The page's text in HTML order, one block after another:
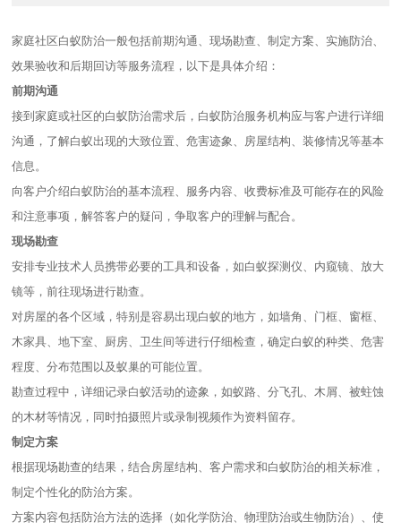
家庭社区白蚁防治一般包括前期沟通、现场勘查、制定方案、实施防治、
效果验收和后期回访等服务流程，以下是具体介绍：
前期沟通
接到家庭或社区的白蚁防治需求后，白蚁防治服务机构应与客户进行详细
沟通，了解白蚁出现的大致位置、危害迹象、房屋结构、装修情况等基本
信息。
向客户介绍白蚁防治的基本流程、服务内容、收费标准及可能存在的风险
和注意事项，解答客户的疑问，争取客户的理解与配合。
现场勘查
安排专业技术人员携带必要的工具和设备，如白蚁探测仪、内窥镜、放大
镜等，前往现场进行勘查。
对房屋的各个区域，特别是容易出现白蚁的地方，如墙角、门框、窗框、
木家具、地下室、厨房、卫生间等进行仔细检查，确定白蚁的种类、危害
程度、分布范围以及蚁巢的可能位置。
勘查过程中，详细记录白蚁活动的迹象，如蚁路、分飞孔、木屑、被蛀蚀
的木材等情况，同时拍摄照片或录制视频作为资料留存。
制定方案
根据现场勘查的结果，结合房屋结构、客户需求和白蚁防治的相关标准，
制定个性化的防治方案。
方案内容包括防治方法的选择（如化学防治、物理防治或生物防治）、使